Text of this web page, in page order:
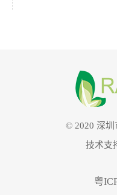
© 2020 深圳
技术支
粤